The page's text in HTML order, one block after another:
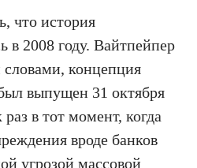
что история
в 2008 году. Вайтпейпер
концепция
выпущен 31 октября
раз в тот момент, когда
вроде банков
угрозой массовой